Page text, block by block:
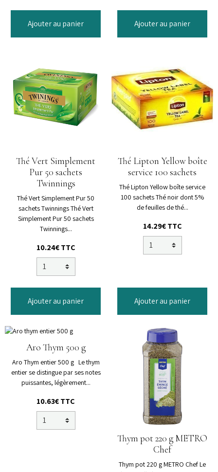
Ajouter au panier Ajouter au panier
Thé Vert Simplement
Pur 50 sachets
Twinnings
Thé Vert Simplement Pur 50
sachets Twinnings Thé Vert
Simplement Pur 50 sachets
Twinnings...
10.24€TTC
Ajouter au panier
Thé Lipton Yellow boîte
service 100 sachets
Thé Lipton Yellow boîte service
100 sachets Thé noir dont 5%
de feuilles de thé...
14.29€TTC
Ajouter au panier
Aro Thym 500 g
Aro Thym entier 500 g Le thym
entier se distingue par ses notes
puissantes, légèrement...
10.63€TTC
Thym pot 220 g METRO
Chef
Thym pot 220 g METRO Chef Le